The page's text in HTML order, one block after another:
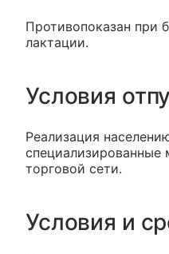
Противопоказан при
лактации.
Условия
Реализация
специализированные
торговой сети.
Условия и